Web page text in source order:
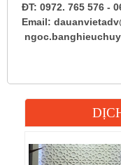
ĐT: 0972. 765 576 -
Email: